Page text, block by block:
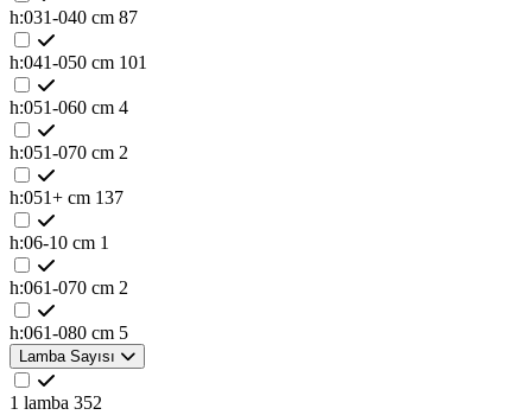
h:031-040 cm 87
h:041-050 cm 101
h:051-060 cm 4
h:051-070 cm 2
h:051+ cm 137
h:06-10 cm 1
h:061-070 cm 2
h:061-080 cm 5
Lamba Sayısı
1 lamba 352